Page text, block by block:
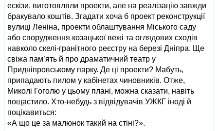
ескізи, виготовляли проекти, але на реалізацію завжди
бракувало коштів. Згадати хоча б проект реконструкції
вулиці Леніна, проек­ти облаштування Міського саду
або спорудження козацької вежі та оглядових сходів
навколо скелі-гранітного реєстру на березі Дніпра. Ще
свіжа пам’ять й про драматичний театр у
Придніпровському парку. Де ці проекти? Мабуть,
припадають пилом у кабінетах чиновників. Отже,
Миколі Гоголю у цьому плані, можна сказати, навіть
пощастило. Хто-небудь з відвідувачів УЖКГ іноді й
поцікавиться:
«А що це за малюнок такий на стіні?».